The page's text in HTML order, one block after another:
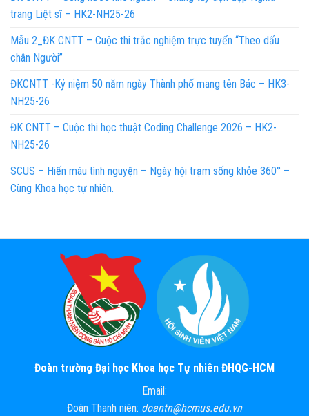
trang Liệt sĩ – HK2-NH25-26
Mẫu 2_ĐK CNTT – Cuộc thi trắc nghiệm trực tuyến “Theo dấu
chân Người”
ĐKCNTT -Kỷ niệm 50 năm ngày Thành phố mang tên Bác – HK3-
NH25-26
ĐK CNTT – Cuộc thi học thuật Coding Challenge 2026 – HK2-
NH25-26
SCUS – Hiến máu tình nguyện – Ngày hội trạm sống khỏe 360° –
Cùng Khoa học tự nhiên.
Đoàn trường Đại học Khoa học Tự nhiên ĐHQG-HCM
Email:
Đoàn Thanh niên: doantn@hcmus.edu.vn